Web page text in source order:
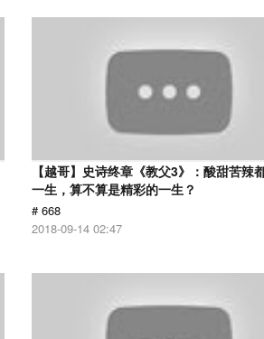
【越哥】史诗终章《教父3》：酸甜苦辣
一生，算不算是精彩的一生？
# 668
2018-09-14 02:47